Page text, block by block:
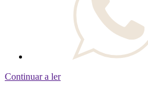
Continuar a ler